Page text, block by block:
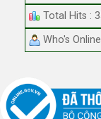
Total Hits :
Who's